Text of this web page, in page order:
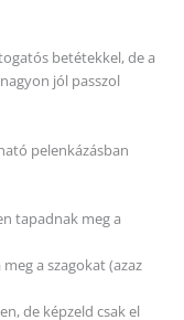
betétekkel, de a
jól passzol
pelenkázásban
tapadnak meg a
a szagokat (azaz
de képzeld csak el